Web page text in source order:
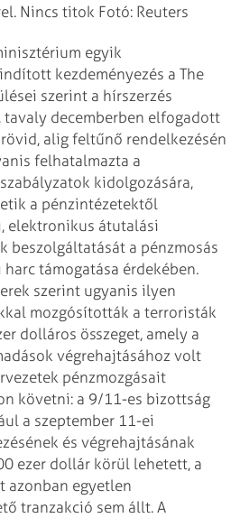
Nincs titok Fotó: Reuters
egyik
kezdeményezés a The
szerint a hírszerzés
decemberben elfogadott
alig feltűnő rendelkezésén
felhatalmazta a
kidolgozására,
a pénzintézetektől
elektronikus átutalási
beszolgáltatását a pénzmosás
támogatása érdekében.
szerint ugyanis ilyen
mozgósították a terroristák
dolláros összeget, amely a
végrehajtásához volt
pénzmozgásait
követni: a 9/11-es bizottság
a szeptember 11-ei
és végrehajtásának
ezer dollár körül lehetett, a
azonban egyetlen
tranzakció sem állt. A